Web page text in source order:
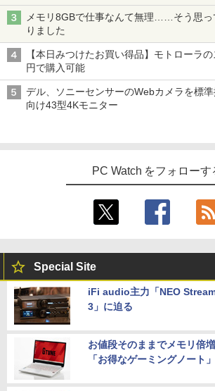
レスイヤホン
リング ANC 36時間再生
￥3,480
￥250
ベルレス 650mlPET×24
￥810
￥726
4
楽譜 吹奏楽J−POP 好
料】
転生冒険譚〜/ 20 【電
U ]
メモリ8GBで仕事なんて無理……そう思っ
りました
【本日みつけたお買い得品】モトローラ
円で購入可能
デル、ソニーセンサーのWebカメラを標
向け43型4Kモニター
PC Watch をフォローす
Special Site
iFi audio主力「NEO
3」に迫る
お値段そのままでメモリ倍
「お得なゲーミングノート」